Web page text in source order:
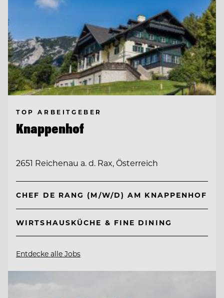
TOP ARBEITGEBER
Knappenhof
2651 Reichenau a. d. Rax, Österreich
CHEF DE RANG (M/W/D) AM KNAPPENHOF
WIRTSHAUSKÜCHE & FINE DINING
Entdecke alle Jobs